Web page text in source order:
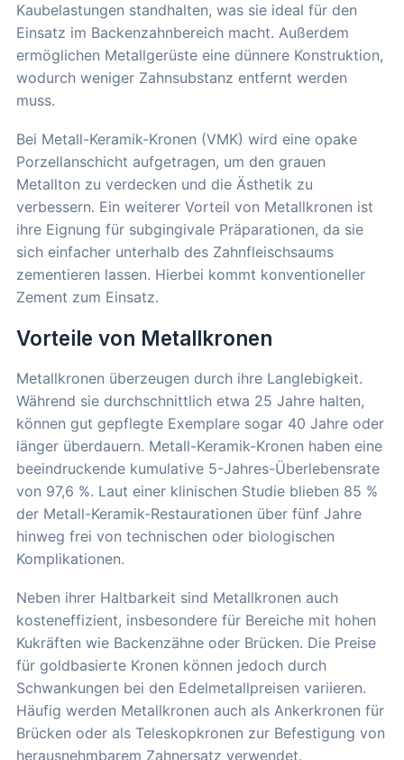
Kaubelastungen standhalten, was sie ideal für den
Einsatz im Backenzahnbereich macht. Außerdem
ermöglichen Metallgerüste eine dünnere Konstruktion,
wodurch weniger Zahnsubstanz entfernt werden
muss.
Bei Metall-Keramik-Kronen (VMK) wird eine opake
Porzellanschicht aufgetragen, um den grauen
Metallton zu verdecken und die Ästhetik zu
verbessern. Ein weiterer Vorteil von Metallkronen ist
ihre Eignung für subgingivale Präparationen, da sie
sich einfacher unterhalb des Zahnfleischsaums
zementieren lassen. Hierbei kommt konventioneller
Zement zum Einsatz.
Vorteile von Metallkronen
Metallkronen überzeugen durch ihre Langlebigkeit.
Während sie durchschnittlich etwa 25 Jahre halten,
können gut gepflegte Exemplare sogar 40 Jahre oder
länger überdauern. Metall-Keramik-Kronen haben eine
beeindruckende kumulative 5-Jahres-Überlebensrate
von 97,6 %. Laut einer klinischen Studie blieben 85 %
der Metall-Keramik-Restaurationen über fünf Jahre
hinweg frei von technischen oder biologischen
Komplikationen.
Neben ihrer Haltbarkeit sind Metallkronen auch
kosteneffizient, insbesondere für Bereiche mit hohen
Kukräften wie Backenzähne oder Brücken. Die Preise
für goldbasierte Kronen können jedoch durch
Schwankungen bei den Edelmetallpreisen variieren.
Häufig werden Metallkronen auch als Ankerkronen für
Brücken oder als Teleskopkronen zur Befestigung von
herausnehmbarem Zahnersatz verwendet.